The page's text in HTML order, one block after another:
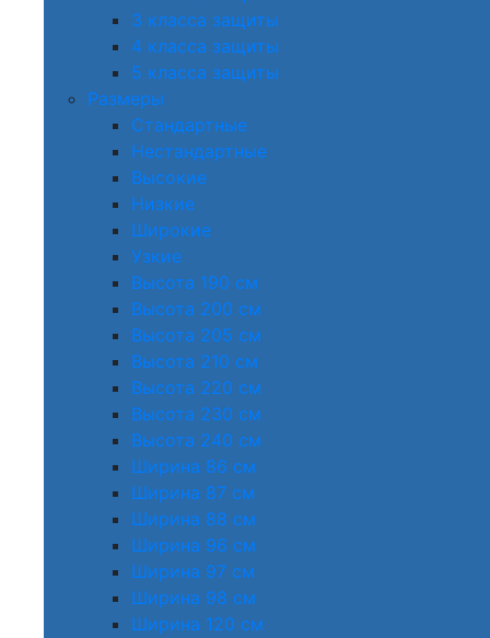
3 класса защиты
4 класса защиты
5 класса защиты
Размеры
Стандартные
Нестандартные
Высокие
Низкие
Широкие
Узкие
Высота 190 см
Высота 200 см
Высота 205 см
Высота 210 см
Высота 220 см
Высота 230 см
Высота 240 см
Ширина 86 см
Ширина 87 см
Ширина 88 см
Ширина 96 см
Ширина 97 см
Ширина 98 см
Ширина 120 см